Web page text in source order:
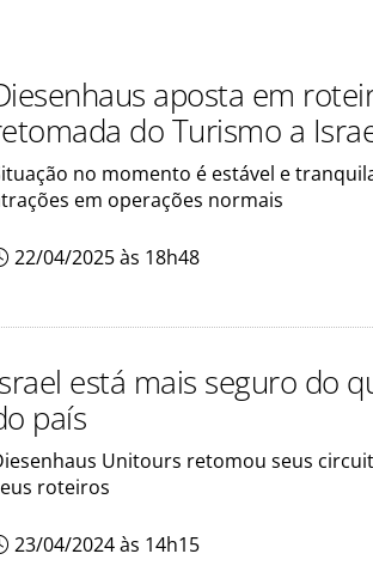
aposta em
do Turismo a
no momento é estável e
em operações normais
22/04/2025 às 18h48
está mais seguro do
país
Unitours retomou seus
roteiros
23/04/2024 às 14h15